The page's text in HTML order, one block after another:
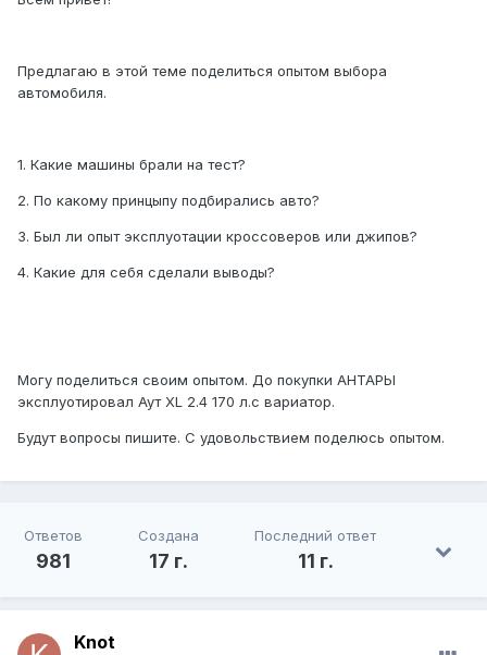
Предлагаю в этой теме поделиться опытом выбора
автомобиля.
1. Какие машины брали на тест?
2. По какому принцыпу подбирались авто?
3. Был ли опыт эксплуотации кроссоверов или джипов?
4. Какие для себя сделали выводы?
Могу поделиться своим опытом. До покупки АНТАРЫ
эксплуотировал Аут XL 2.4 170 л.с вариатор.
Будут вопросы пишите. С удовольствием поделюсь опытом.
Ответов
981
Создана
17 г.
Последний ответ
11 г.
Knot